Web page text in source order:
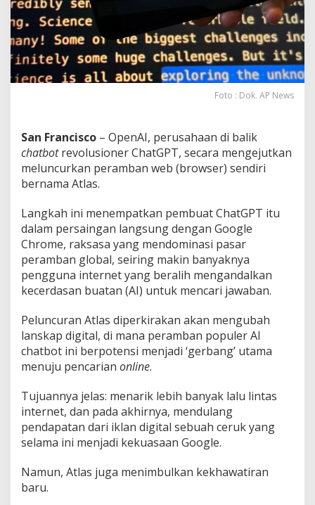
A
t
l
s
a
p
H
c
u
r
k
a
n
D
o
i
n
a
s
i
o
o
g
e
h
Foto : Dok. AP News
San Francisco – OpenAI, perusahaan di balik
chatbotrevolusioner ChatGPT, secara mengejutkan
meluncurkan peramban web (browser) sendiri
bernama Atlas.
Langkah ini menempatkan pembuat ChatGPT itu
dalam persaingan langsung dengan Google
Chrome, raksasa yang mendominasi pasar
peramban global, seiring makin banyaknya
pengguna internet yang beralih mengandalkan
kecerdasan buatan (AI) untuk mencari jawaban.
Peluncuran Atlas diperkirakan akan mengubah
lanskap digital, di mana peramban populer AI
chatbot ini berpotensi menjadi ‘gerbang’ utama
menuju pencarian online.
Tujuannya jelas: menarik lebih banyak lalu lintas
internet, dan pada akhirnya, mendulang
pendapatan dari iklan digital sebuah ceruk yang
selama ini menjadi kekuasaan Google.
Namun, Atlas juga menimbulkan kekhawatiran
baru.